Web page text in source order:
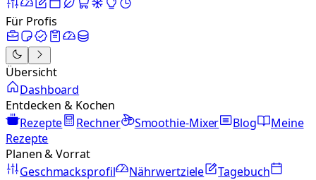
Für Profis
Übersicht
Dashboard
Entdecken & Kochen
Rezepte
Rechner Smoothie-Mixer Blog
Meine
Rezepte
Planen & Vorrat
Geschmacksprofil
Nährwertziele
Tagebuch